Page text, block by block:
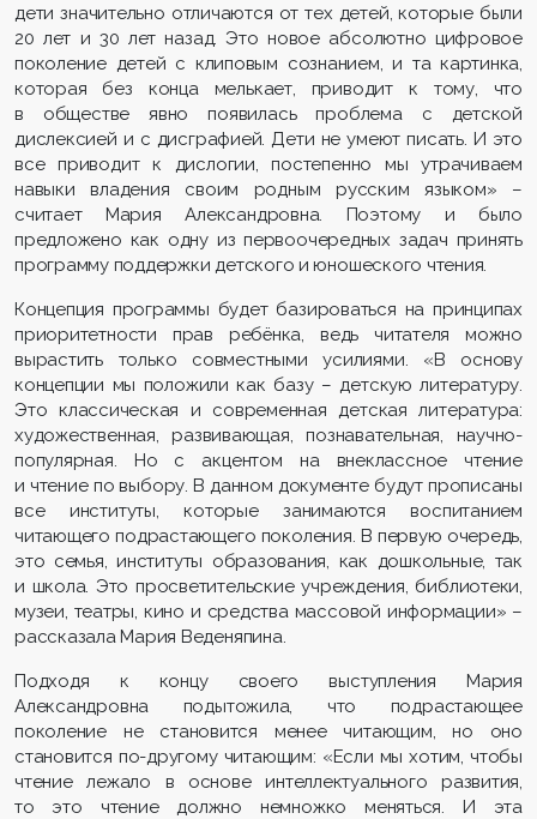
дети значительно отличаются от тех детей, которые были
20 лет и 30 лет назад. Это новое абсолютно цифровое
поколение детей с клиповым сознанием, и та картинка,
которая без конца мелькает, приводит к тому, что
в обществе явно появилась проблема с детской
дислексией и с дисграфией. Дети не умеют писать. И это
все приводит к дислогии, постепенно мы утрачиваем
навыки владения своим родным русским языком» –
считает Мария Александровна. Поэтому и было
предложено как одну из первоочередных задач принять
программу поддержки детского и юношеского чтения.
Концепция программы будет базироваться на принципах
приоритетности прав ребёнка, ведь читателя можно
вырастить только совместными усилиями. «В основу
концепции мы положили как базу – детскую литературу.
Это классическая и современная детская литература:
художественная, развивающая, познавательная, научно-
популярная. Но с акцентом на внеклассное чтение
и чтение по выбору. В данном документе будут прописаны
все институты, которые занимаются воспитанием
читающего подрастающего поколения. В первую очередь,
это семья, институты образования, как дошкольные, так
и школа. Это просветительские учреждения, библиотеки,
музеи, театры, кино и средства массовой информации» –
рассказала Мария Веденяпина.
Подходя к концу своего выступления Мария
Александровна подытожила, что подрастающее
поколение не становится менее читающим, но оно
становится по-другому читающим: «Если мы хотим, чтобы
чтение лежало в основе интеллектуального развития,
то это чтение должно немножко меняться. И эта